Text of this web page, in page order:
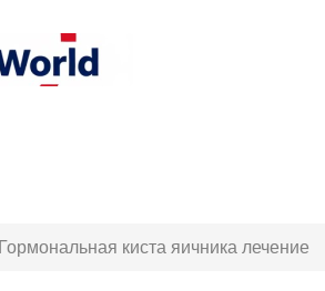
Гормональная киста яичника лечение